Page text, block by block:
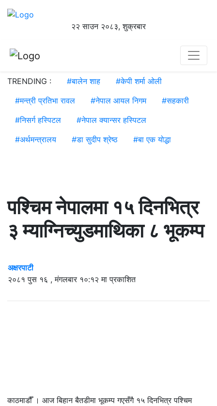
२२ साउन २०८३, शुक्रबार
TRENDING : #बालेन शाह #केपी शर्मा ओली
#मन्त्री प्रतिभा रावल #नेपाल आयल निगम #सहकारी
#निसर्ग हस्पिटल #नेपाल क्यान्सर हस्पिटल
#अर्थमन्त्रालय #डा सुदीप श्रेष्ठ #बा एक योद्धा
पश्चिम नेपालमा १५ दिनभित्र
३ म्याग्निच्युडमाथिका ८ भूकम्प
अक्षरपाटी
२०८१ पुस १६ , मंगलबार १०:१२ मा प्रकाशित
काठमाडौँ । आज बिहान बैतडीमा भूकम्प गएसँगै १५ दिनभित्र पश्चिम